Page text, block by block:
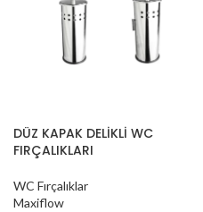
DÜZ KAPAK DELİKLİ WC
FIRÇALIKLARI
WC Fırçalıklar
Maxiflow